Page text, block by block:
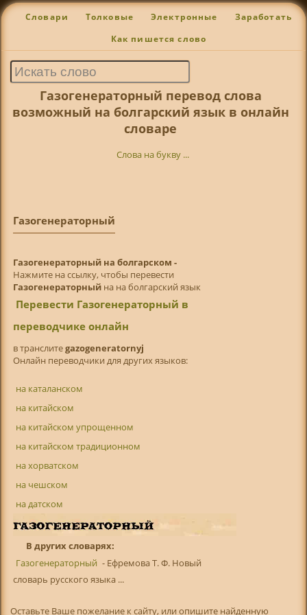
Словари Толковые Электронные Заработать
Как пишется слово
Газогенераторный перевод слова
возможный на болгарский язык в онлайн
словаре
Слова на букву ...
Газогенераторный
Газогенераторный на болгарском -
Нажмите на ссылку, чтобы перевести
Газогенераторныйна на болгарский язык
Перевести Газогенераторный в
переводчике онлайн
в транслитegazogeneratornyj
Онлайн переводчики для других языков:
на каталанском
на китайском
на китайском упрощенном
на китайском традиционном
на хорватском
на чешском
на датском
В других словарях:
Газогенераторный - Ефремова Т. Ф. Новый
словарь русского языка ...
Оставьте Ваше пожелание к сайту, или опишите найденную